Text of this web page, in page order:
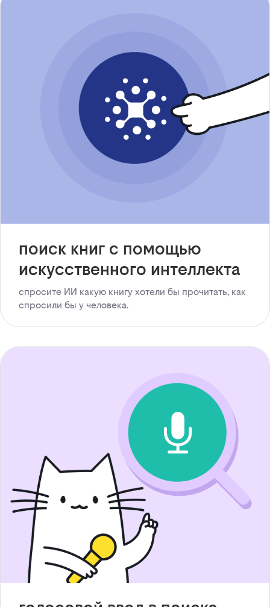
поиск книг с помощью
искусственного интеллекта
спросите ИИ какую книгу хотели бы прочитать, как
спросили бы у человека.